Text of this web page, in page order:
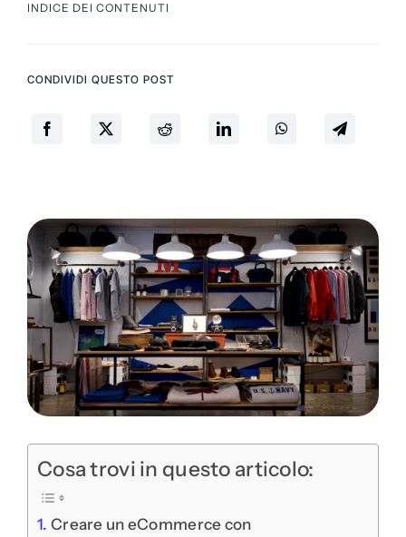
INDICE DEI CONTENUTI
CONDIVIDI QUESTO POST
Cosa trovi in questo articolo:
Creare un eCommerce con